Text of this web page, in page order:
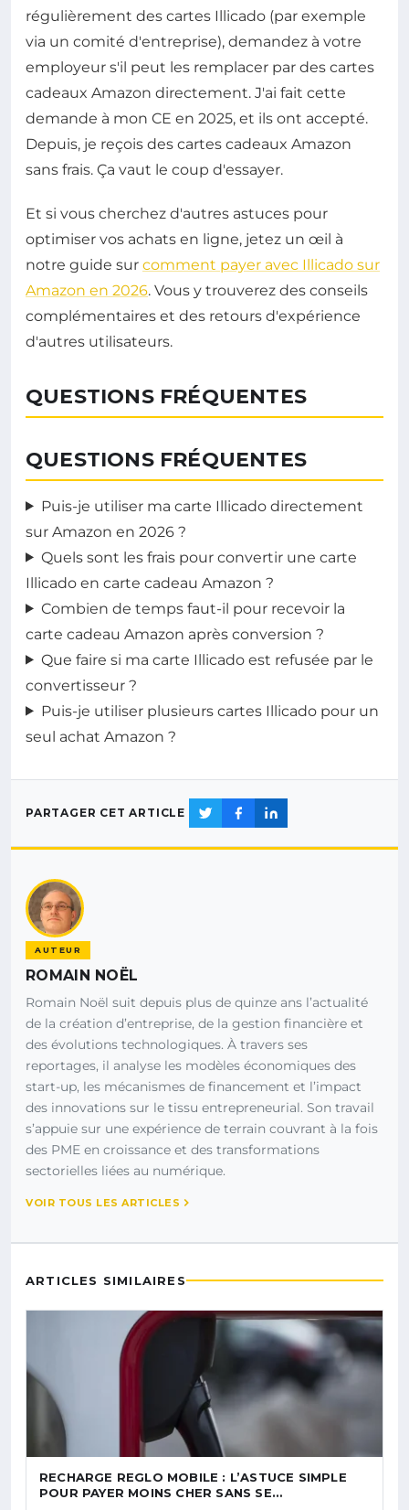
régulièrement des cartes Illicado (par exemple
via un comité d'entreprise), demandez à votre
employeur s'il peut les remplacer par des cartes
cadeaux Amazon directement. J'ai fait cette
demande à mon CE en 2025, et ils ont accepté.
Depuis, je reçois des cartes cadeaux Amazon
sans frais. Ça vaut le coup d'essayer.
Et si vous cherchez d'autres astuces pour
optimiser vos achats en ligne, jetez un œil à
notre guide sur comment payer avec Illicado sur
Amazon en 2026. Vous y trouverez des conseils
complémentaires et des retours d'expérience
d'autres utilisateurs.
QUESTIONS FRÉQUENTES
QUESTIONS FRÉQUENTES
Puis-je utiliser ma carte Illicado directement
sur Amazon en 2026 ?
Quels sont les frais pour convertir une carte
Illicado en carte cadeau Amazon ?
Combien de temps faut-il pour recevoir la
carte cadeau Amazon après conversion ?
Que faire si ma carte Illicado est refusée par le
convertisseur ?
Puis-je utiliser plusieurs cartes Illicado pour un
seul achat Amazon ?
PARTAGER CET ARTICLE
AUTEUR
ROMAIN NOËL
Romain Noël suit depuis plus de quinze ans l’actualité
de la création d’entreprise, de la gestion financière et
des évolutions technologiques. À travers ses
reportages, il analyse les modèles économiques des
start-up, les mécanismes de financement et l’impact
des innovations sur le tissu entrepreneurial. Son travail
s’appuie sur une expérience de terrain couvrant à la fois
des PME en croissance et des transformations
sectorielles liées au numérique.
VOIR TOUS LES ARTICLES
ARTICLES SIMILAIRES
RECHARGE REGLO MOBILE : L’ASTUCE SIMPLE
POUR PAYER MOINS CHER SANS SE…